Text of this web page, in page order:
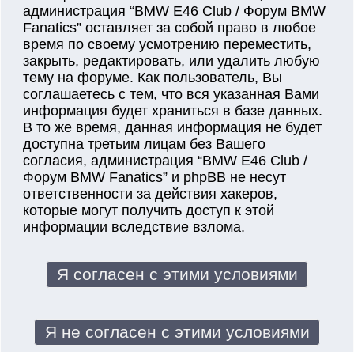
администрация “BMW E46 Club / Форум BMW
Fanatics” оставляет за собой право в любое
время по своему усмотрению переместить,
закрыть, редактировать, или удалить любую
тему на форуме. Как пользователь, Вы
соглашаетесь с тем, что вся указанная Вами
информация будет храниться в базе данных.
В то же время, данная информация не будет
доступна третьим лицам без Вашего
согласия, администрация “BMW E46 Club /
Форум BMW Fanatics” и phpBB не несут
ответственности за действия хакеров,
которые могут получить доступ к этой
информации вследствие взлома.